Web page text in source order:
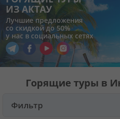
Цены на туры
Страны
Туры
ИЗ АКТАУ
Лучшие предложения
со скидкой до 50%
у нас в социальных сетях
Перейти в наш Telegram
Перейти в наш Facebook
Перейти в наш YouTube
Перейти в наш Instagram
Горящие туры в
Фильтр